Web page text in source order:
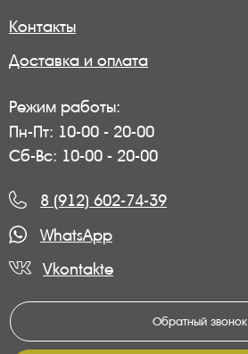
Доставка и оплата
Контакты
Режим работы:
Пн-Пт: 10-00 - 20-00
Сб-Вс: 10-00 - 20-00
8 (912) 602-74-39
WhatsApp
Обратный звонок
Vkontakte